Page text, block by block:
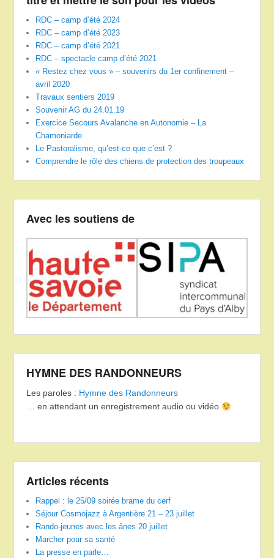
RDC – camp d’été 2024
RDC – camp d’été 2023
RDC – camp d’été 2021
RDC – spectacle camp d’été 2021
« Restez chez vous » – souvenirs du 1er confinement –
avril 2020
Travaux sentiers 2019
Souvenir AG du 24.01.19
Exercice Secours Avalanche en Autonomie – La
Chamoniarde
Le Pastoralisme, qu’est-ce que c’est ?
Comprendre le rôle des chiens de protection des troupeaux
Avec les soutiens de
HYMNE DES RANDONNEURS
Les paroles : Hymne des Randonneurs
… en attendant un enregistrement audio ou vidéo
Articles récents
Rappel : le 25/09 soirée brame du cerf
Séjour Cosmojazz à Argentière 21 – 23 juillet
Rando-jeunes avec les ânes 20 juillet
Marcher pour sa santé
La presse en parle…